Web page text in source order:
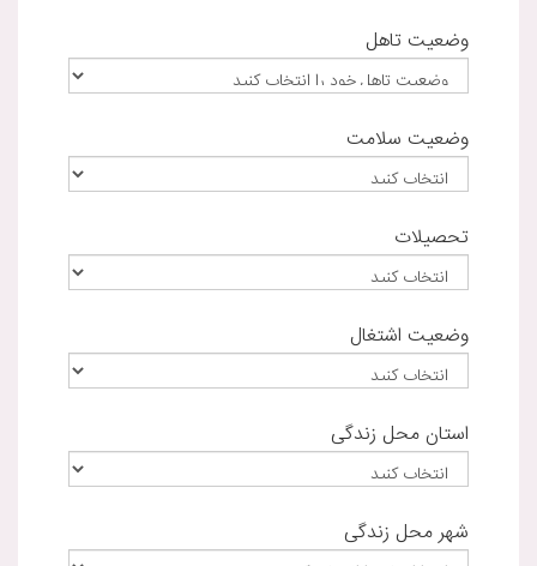
وضعیت تاهل
وضعیت سلامت
تحصیلات
وضعیت اشتغال
استان محل زندگی
شهر محل زندگی